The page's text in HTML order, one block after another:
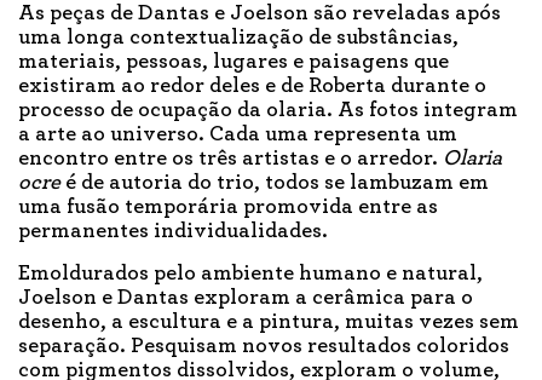
As peças de Dantas e Joelson são reveladas após
uma longa contextualização de substâncias,
materiais, pessoas, lugares e paisagens que
existiram ao redor deles e de Roberta durante o
processo de ocupação da olaria. As fotos integram
a arte ao universo. Cada uma representa um
encontro entre os três artistas e o arredor. Olaria
ocreé de autoria do trio, todos se lambuzam em
uma fusão temporária promovida entre as
permanentes individualidades.
Emoldurados pelo ambiente humano e natural,
Joelson e Dantas exploram a cerâmica para o
desenho, a escultura e a pintura, muitas vezes sem
separação. Pesquisam novos resultados coloridos
com pigmentos dissolvidos, exploram o volume,